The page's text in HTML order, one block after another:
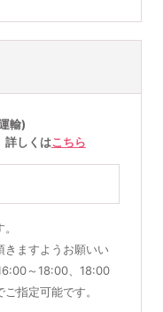
輸)
詳しくはこちら
きますようお願いい
～18:00、18:00
指定可能です。